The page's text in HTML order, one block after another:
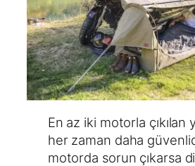
En az iki motorla çıkılan
her zaman daha
motorda sorun çıkarsa